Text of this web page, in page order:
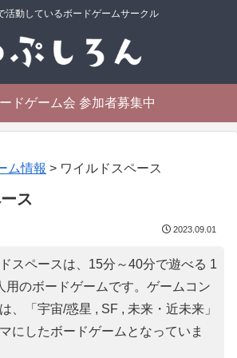
活動しているボードゲームサークル
ドゲーム会 参加者募集中
ム情報 > ワイルドスペース
ス
2023.09.01
スペースは、15分～40分で遊べる 1
用のボードゲームです。ゲームコン
、「 宇宙/惑星 , SF , 未来・近未来」
にしたボードゲームとなっていま